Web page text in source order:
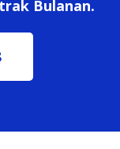
Bulanan.